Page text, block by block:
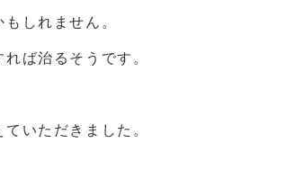
しれません。
ば治るそうです。
いただきました。